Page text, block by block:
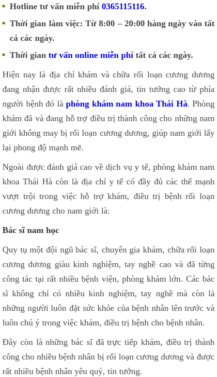
Hotline tư vấn miễn phí 0365115116.
Thời gian làm việc: Từ 8:00 – 20:00 hàng ngày vào tất
cả các ngày.
Thời gian tư vấn online miễn phítất cả các ngày.
Hiện nay là địa chỉ khám và chữa rối loạn cương dương
đang nhận được rất nhiều đánh giá, tin tưởng cao từ phía
người bệnh đó là phòng khám nam khoa Thái Hà. Phòng
khám đã và đang hỗ trợ điều trị thành công cho những nam
giới không may bị rối loạn cương dương, giúp nam giới lấy
lại phong độ mạnh mẽ.
Ngoài được đánh giá cao về dịch vụ y tế, phòng khám nam
khoa Thái Hà còn là địa chỉ y tế có đầy đủ các thế mạnh
vượt trội trong việc hỗ trợ khám, điều trị bệnh rối loạn
cương dương cho nam giới là:
Bác sĩ nam học
Quy tụ một đội ngũ bác sĩ, chuyên gia khám, chữa rối loạn
cương dương giàu kinh nghiệm, tay nghề cao và đã từng
công tác tại rất nhiều bệnh viện, phòng khám lớn. Các bác
sĩ không chỉ có nhiều kinh nghiệm, tay nghề mà còn là
những người luôn đặt sức khỏe của bệnh nhân lên trước và
luôn chú ý trong việc khám, điều trị bệnh cho bệnh nhân.
Đây còn là những bác sĩ đã trực tiếp khám, điều trị thành
công cho nhiều bệnh nhân bị rối loạn cương dương và được
rất nhiều bệnh nhân yêu quý, tin tưởng.